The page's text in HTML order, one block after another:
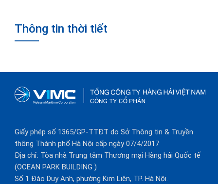
Thông tin thời tiết
Giấy phép số 1365/GP-TTĐT do Sở Thông tin & Truyền
thông Thành phố Hà Nội cấp ngày 07/4/2017
Địa chỉ: Tòa nhà Trung tâm Thương mại Hàng hải Quốc tế
(OCEAN PARK BUILDING )
Số 1 Đào Duy Anh, phường Kim Liên, TP. Hà Nội.